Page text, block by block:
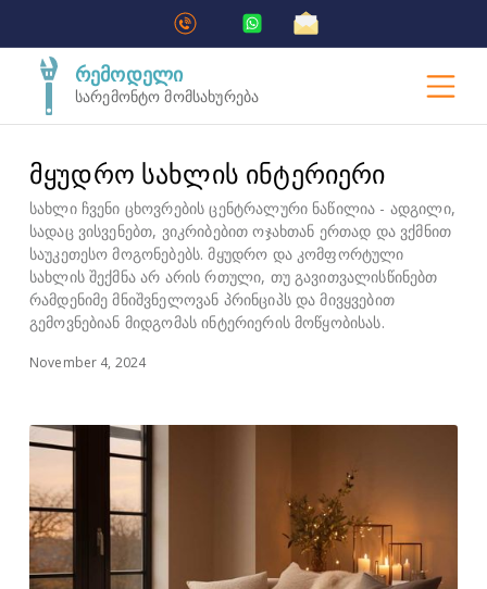
რემოდელი
სარემონტო მომსახურება
მყუდრო სახლის ინტერიერი
სახლი ჩვენი ცხოვრების ცენტრალური ნაწილია - ადგილი,
სადაც ვისვენებთ, ვიკრიბებით ოჯახთან ერთად და ვქმნით
საუკეთესო მოგონებებს. მყუდრო და კომფორტული
სახლის შექმნა არ არის რთული, თუ გავითვალისწინებთ
რამდენიმე მნიშვნელოვან პრინციპს და მივყვებით
გემოვნებიან მიდგომას ინტერიერის მოწყობისას.
November 4, 2024